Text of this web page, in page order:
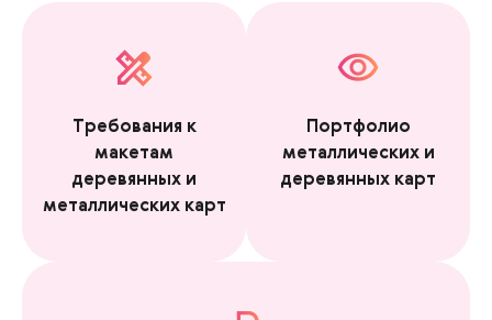
Требования к
макетам
деревянных и
металлических карт
Портфолио
металлических и
деревянных карт